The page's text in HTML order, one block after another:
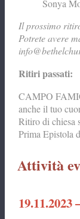
Sonya
Il prossimo
Potrete avere
Ritiri passati:
CAMPO
anche il tuo
Ritiro di chiesa
Prima Epistola
Attività